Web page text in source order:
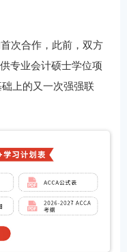
次合作，此前，双方
专业会计硕士学位项
上的又一次强强联